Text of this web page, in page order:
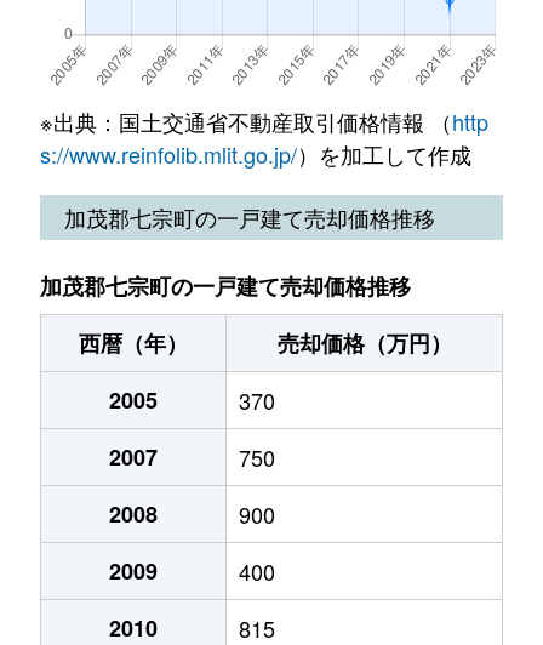
※出典：国土交通省不動産取引価格情報 （http
s://www.reinfolib.mlit.go.jp/）を加工して作成
加茂郡七宗町の一戸建て売却価格推移
加茂郡七宗町の一戸建て売却価格推移
西暦（年）
売却価格（万円）
2005
370
2007
750
2008
900
2009
400
2010
815